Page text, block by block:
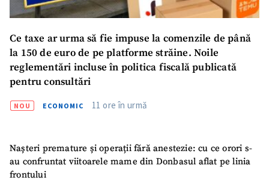
Ce taxe ar urma să fie impuse la comenzile de până
la 150 de euro de pe platforme străine. Noile
reglementări incluse în politica fiscală publicată
pentru consultări
NOU ECONOMIC 11 ore în urmă
Nașteri premature și operații fără anestezie: cu ce orori s-
au confruntat viitoarele mame din Donbasul aflat pe linia
frontului